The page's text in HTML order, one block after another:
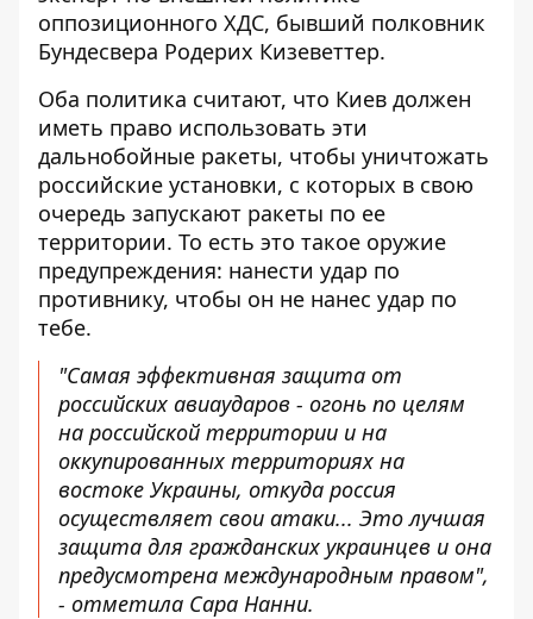
оппозиционного ХДС, бывший полковник
Бундесвера Родерих Кизеветтер.
Оба политика считают, что Киев должен
иметь право использовать эти
дальнобойные ракеты, чтобы уничтожать
российские установки, с которых в свою
очередь запускают ракеты по ее
территории. То есть это такое оружие
предупреждения: нанести удар по
противнику, чтобы он не нанес удар по
тебе.
"Самая эффективная защита от
российских авиаударов - огонь по целям
на российской территории и на
оккупированных территориях на
востоке Украины, откуда россия
осуществляет свои атаки... Это лучшая
защита для гражданских украинцев и она
предусмотрена международным правом",
- отметила Сара Нанни.